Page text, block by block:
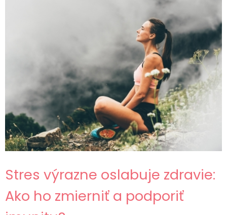
Stres výrazne oslabuje zdravie:
Ako ho zmierniť a podporiť